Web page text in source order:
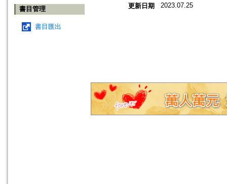
書目管理
書目匯出
更新日期 2023.07.25